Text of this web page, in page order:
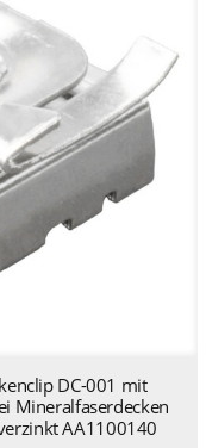
DC-001 mit
Mineralfaserdecken
AA1100140